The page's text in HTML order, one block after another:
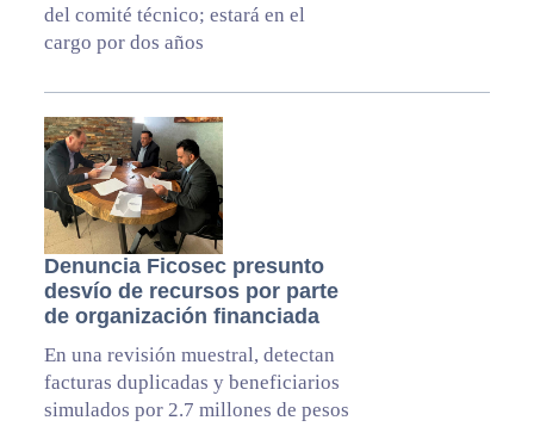
del comité técnico; estará en el
cargo por dos años
Denuncia Ficosec presunto
desvío de recursos por parte
de organización financiada
En una revisión muestral, detectan
facturas duplicadas y beneficiarios
simulados por 2.7 millones de pesos